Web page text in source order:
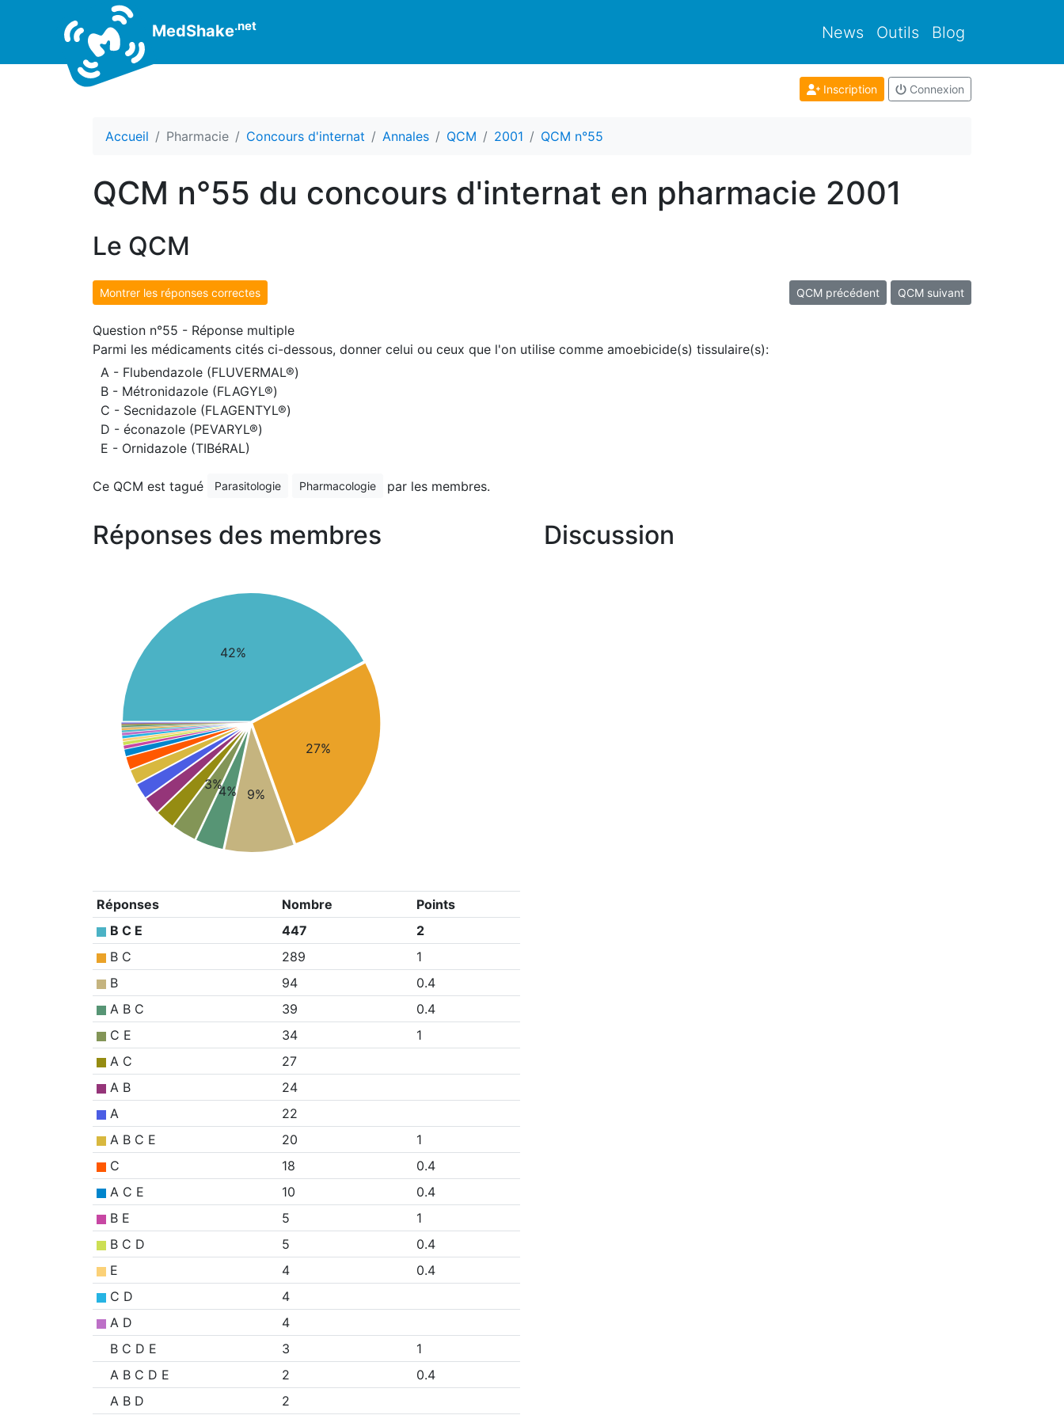
MedShake.net News Outils Blog
Inscription Connexion
Accueil Pharmacie Concours d'internat Annales QCM 2001 QCM n°55
QCM n°55 du concours d'internat en pharmacie 2001
Le QCM
Montrer les réponses correctes QCM précédent QCM suivant
Question n°55 - Réponse multiple
Parmi les médicaments cités ci-dessous, donner celui ou ceux que l'on utilise comme amoebicide(s) tissulaire(s):
A - Flubendazole (FLUVERMAL®)
B - Métronidazole (FLAGYL®)
C - Secnidazole (FLAGENTYL®)
D - éconazole (PEVARYL®)
E - Ornidazole (TIBéRAL)
Ce QCM est tagué Parasitologie Pharmacologie par les membres.
Réponses des membres
42%
27%
9%
4%
3%
Réponses Nombre
Points
B C E
447
2
B C
289
1
B
94
0.4
A B C
39
0.4
C E
34
1
A C
27
A B
24
A
22
A B C E
20
1
C
18
0.4
A C E
10
0.4
B E
5
1
B C D
5
0.4
E
4
0.4
C D
4
A D
4
B C D E
3
1
A B C D E
2
0.4
A B D
2
Discussion